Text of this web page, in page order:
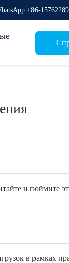
+86-
и поймите
в рамках